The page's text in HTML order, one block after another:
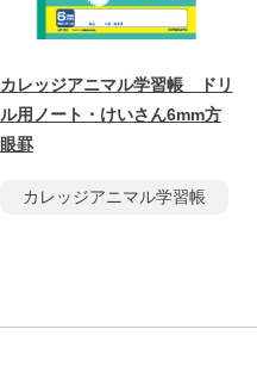
カレッジアニマル学習帳 ドリ
ル用ノート・けいさん6mm方
眼罫
カレッジアニマル学習帳